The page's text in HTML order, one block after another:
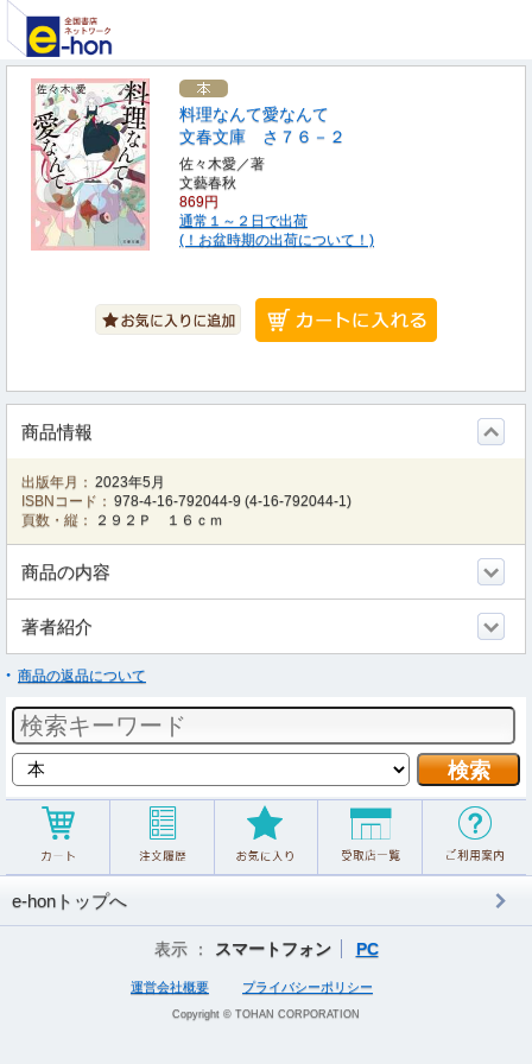
料理なんて愛なんて
文春文庫 さ７６－２
佐々木愛／著
文藝春秋
869円
通常１～２日で出荷
(！お盆時期の出荷について！)
商品情報
出版年月： 2023年5月
ISBNコード： 978-4-16-792044-9 (4-16-792044-1)
頁数・縦：
２９２Ｐ １６ｃｍ
商品の内容
著者紹介
商品の返品について
e-honトップへ
表示 ： スマートフォン PC
運営会社概要 プライバシーポリシー
Copyright © TOHAN CORPORATION